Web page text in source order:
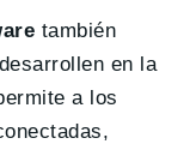
también
en la
a los